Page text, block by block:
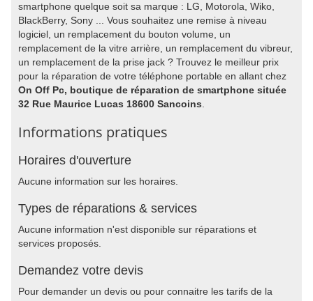
smartphone quelque soit sa marque : LG, Motorola, Wiko,
BlackBerry, Sony ... Vous souhaitez une remise à niveau
logiciel, un remplacement du bouton volume, un
remplacement de la vitre arrière, un remplacement du vibreur,
un remplacement de la prise jack ? Trouvez le meilleur prix
pour la réparation de votre téléphone portable en allant chez
On Off Pc, boutique de réparation de smartphone située
32 Rue Maurice Lucas 18600 Sancoins
Informations pratiques
Horaires d'ouverture
Aucune information sur les horaires.
Types de réparations & services
Aucune information n'est disponible sur réparations et
services proposés.
Demandez votre devis
Pour demander un devis ou pour connaitre les tarifs de la